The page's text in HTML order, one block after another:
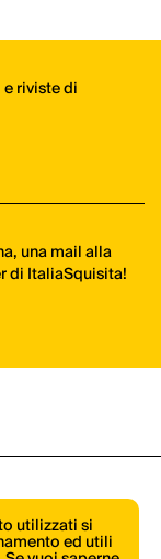
riviste di
una mail alla
di ItaliaSquisita!
utilizzati si
ed utili